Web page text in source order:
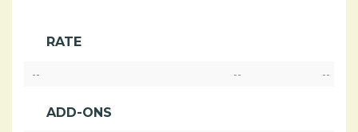
RATE
-- -- --
ADD-ONS